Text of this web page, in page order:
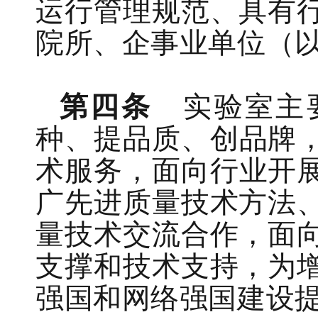
运行管理规范、具有
院所、 企事业单位
第四条
实验室主
种、 提品质、 创品牌
术服务 ， 面向行业开
广先进质量技术方法
量技术交流合作，面
支撑和技术支持 ， 为
强国和网络强国建设